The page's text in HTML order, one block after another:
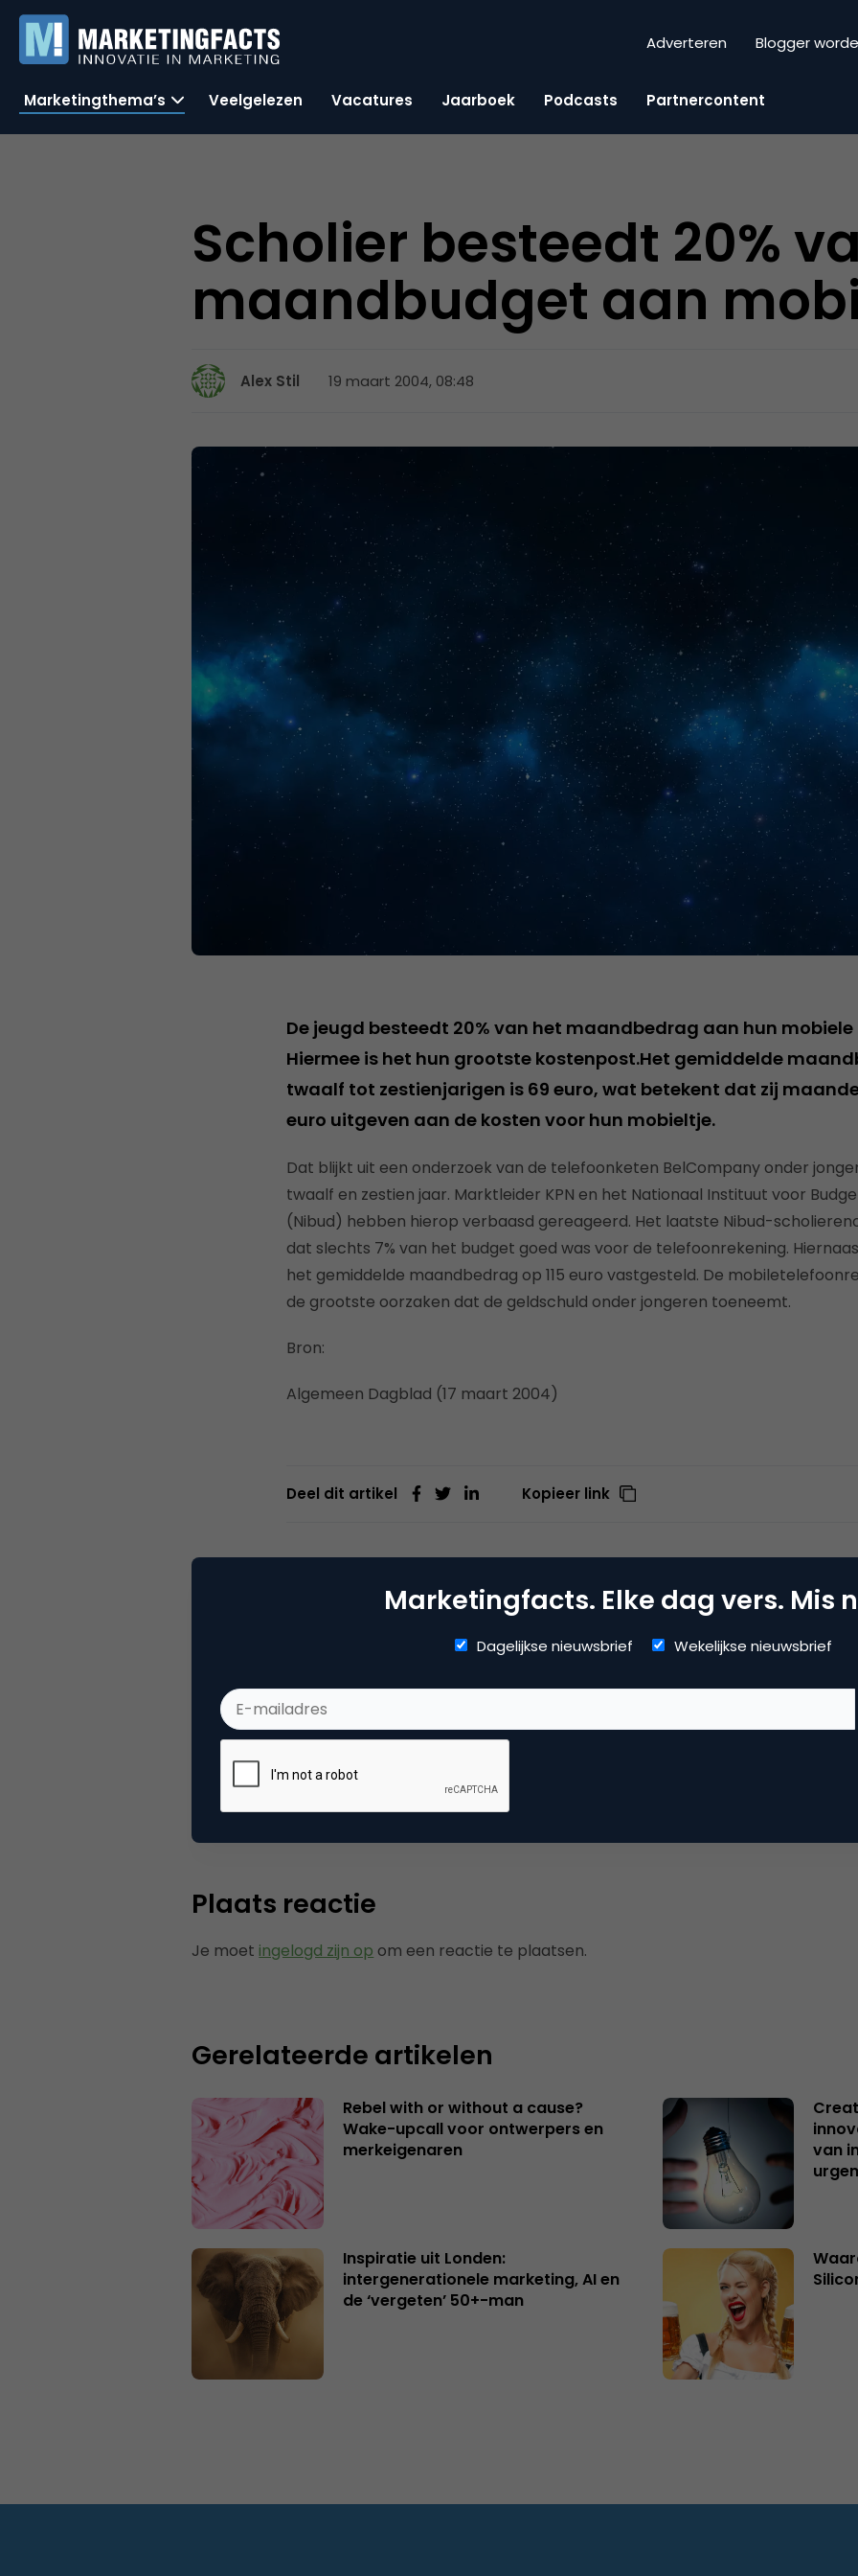
Adverteren Blogger
Marketingthema’s Veelgelezen Vacatures Jaarboek Podcasts Partnercontent
Scholier besteedt 20%
maandbudget aan
Alex Stil 19 maart 2004, 08:48
De jeugd besteedt 20% van het maandbedrag aan hun
Hiermee is het hun grootste kostenpost.Het gemiddelde
twaalf tot zestienjarigen is 69 euro, wat betekent dat zij
euro uitgeven aan de kosten voor hun mobieltje.
Dat blijkt uit een onderzoek van de telefoonketen BelCompany onder
twaalf en zestien jaar. Marktleider KPN en het Nationaal Instituut voor
(Nibud) hebben hierop verbaasd gereageerd. Het laatste Nibud-
dat slechts 7% van het budget goed was voor de telefoonrekening.
het gemiddelde maandbedrag op 115 euro vastgesteld. De
de grootste oorzaken dat de geldschuld onder jongeren toeneemt.
Bron:
Algemeen Dagblad (17 maart 2004)
Deel dit artikel Kopieer link
Alex Stil
Categorie Commerce
Plaats reactie
Je moet ingelogd zijn op om een reactie te plaatsen.
Gerelateerde artikelen
Rebel with or without a cause?
Wake-upcall voor ontwerpers en
merkeigenaren
van
Inspiratie uit Londen:
intergenerationele marketing, AI en
de ‘vergeten’ 50+-man
Marketingfacts. Elke dag vers. Mis
Dagelijkse nieuwsbrief Wekelijkse nieuwsbrief